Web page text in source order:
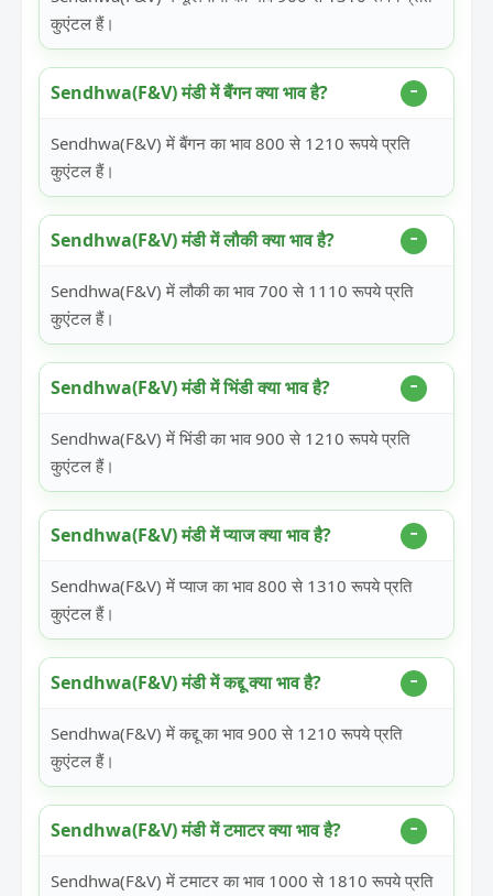
कुएंटल हैं।
Sendhwa(F&V) मंडी में बैंगन क्या भाव है?
Sendhwa(F&V) में बैंगन का भाव 800 से 1210 रूपये प्रति
कुएंटल हैं।
Sendhwa(F&V) मंडी में लौकी क्या भाव है?
Sendhwa(F&V) में लौकी का भाव 700 से 1110 रूपये प्रति
कुएंटल हैं।
Sendhwa(F&V) मंडी में भिंडी क्या भाव है?
Sendhwa(F&V) में भिंडी का भाव 900 से 1210 रूपये प्रति
कुएंटल हैं।
Sendhwa(F&V) मंडी में प्याज क्या भाव है?
Sendhwa(F&V) में प्याज का भाव 800 से 1310 रूपये प्रति
कुएंटल हैं।
Sendhwa(F&V) मंडी में कद्दू क्या भाव है?
Sendhwa(F&V) में कद्दू का भाव 900 से 1210 रूपये प्रति
कुएंटल हैं।
Sendhwa(F&V) मंडी में टमाटर क्या भाव है?
Sendhwa(F&V) में टमाटर का भाव 1000 से 1810 रूपये प्रति